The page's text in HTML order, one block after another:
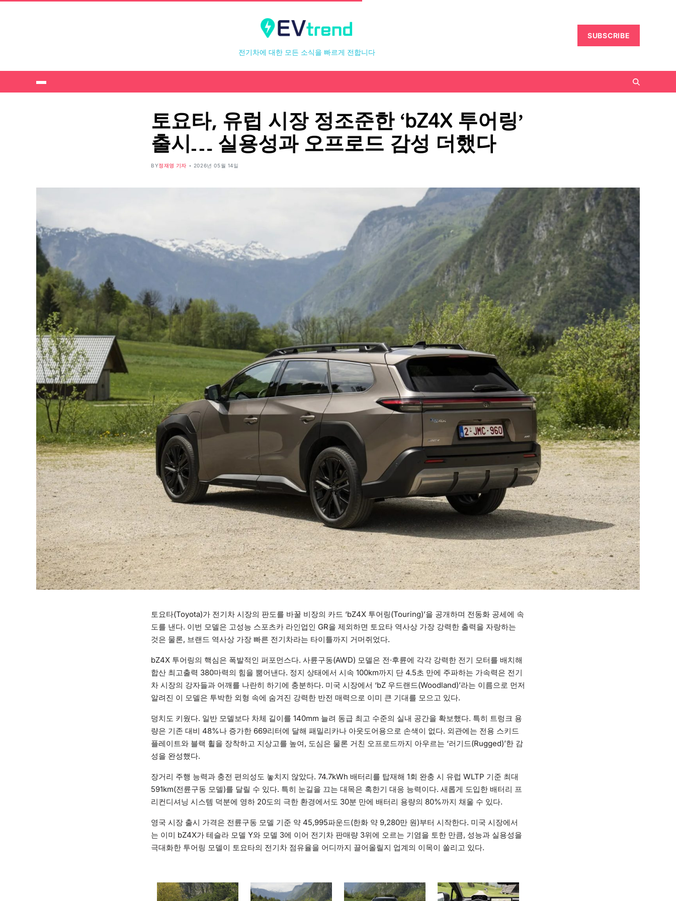
전기차에 대한 모든 소식을 빠르게 전합니다
SUBSCRIBE
토요타, 유럽 시장 정조준한 ‘bZ4X 투어링’
출시… 실용성과 오프로드 감성 더했다
BY정재영 기자 2026년 05월 14일
토요타(Toyota)가 전기차 시장의 판도를 바꿀 비장의 카드 ‘bZ4X 투어링(Touring)’을 공개하며 전동화 공세에 속
도를 낸다. 이번 모델은 고성능 스포츠카 라인업인 GR을 제외하면 토요타 역사상 가장 강력한 출력을 자랑하는
것은 물론, 브랜드 역사상 가장 빠른 전기차라는 타이틀까지 거머쥐었다.
bZ4X 투어링의 핵심은 폭발적인 퍼포먼스다. 사륜구동(AWD) 모델은 전·후륜에 각각 강력한 전기 모터를 배치해
합산 최고출력 380마력의 힘을 뿜어낸다. 정지 상태에서 시속 100km까지 단 4.5초 만에 주파하는 가속력은 전기
차 시장의 강자들과 어깨를 나란히 하기에 충분하다. 미국 시장에서 ‘bZ 우드랜드(Woodland)’라는 이름으로 먼저
알려진 이 모델은 투박한 외형 속에 숨겨진 강력한 반전 매력으로 이미 큰 기대를 모으고 있다.
덩치도 키웠다. 일반 모델보다 차체 길이를 140mm 늘려 동급 최고 수준의 실내 공간을 확보했다. 특히 트렁크 용
량은 기존 대비 48%나 증가한 669리터에 달해 패밀리카나 아웃도어용으로 손색이 없다. 외관에는 전용 스키드
플레이트와 블랙 휠을 장착하고 지상고를 높여, 도심은 물론 거친 오프로드까지 아우르는 ‘러기드(Rugged)’한 감
성을 완성했다.
장거리 주행 능력과 충전 편의성도 놓치지 않았다. 74.7kWh 배터리를 탑재해 1회 완충 시 유럽 WLTP 기준 최대
591km(전륜구동 모델)를 달릴 수 있다. 특히 눈길을 끄는 대목은 혹한기 대응 능력이다. 새롭게 도입한 배터리 프
리컨디셔닝 시스템 덕분에 영하 20도의 극한 환경에서도 30분 만에 배터리 용량의 80%까지 채울 수 있다.
영국 시장 출시 가격은 전륜구동 모델 기준 약 45,995파운드(한화 약 9,280만 원)부터 시작한다. 미국 시장에서
는 이미 bZ4X가 테슬라 모델 Y와 모델 3에 이어 전기차 판매량 3위에 오르는 기염을 토한 만큼, 성능과 실용성을
극대화한 투어링 모델이 토요타의 전기차 점유율을 어디까지 끌어올릴지 업계의 이목이 쏠리고 있다.